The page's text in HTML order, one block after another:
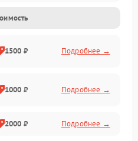
1500 ₽ Подробнее →
1000 ₽ Подробнее →
2000 ₽ Подробнее →